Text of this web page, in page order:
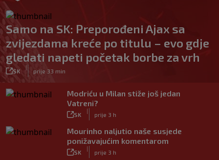
Samo na SK: Preporođeni Ajax sa
zvijezdama kreće po titulu – evo gdje
gledati napeti početak borbe za vrh
SK
|
prije 33 min
Modriću u Milan stiže još jedan
Vatreni?
SK
|
prije 3 h
Mourinho naljutio naše susjede
ponižavajućim komentarom
SK
|
prije 3 h